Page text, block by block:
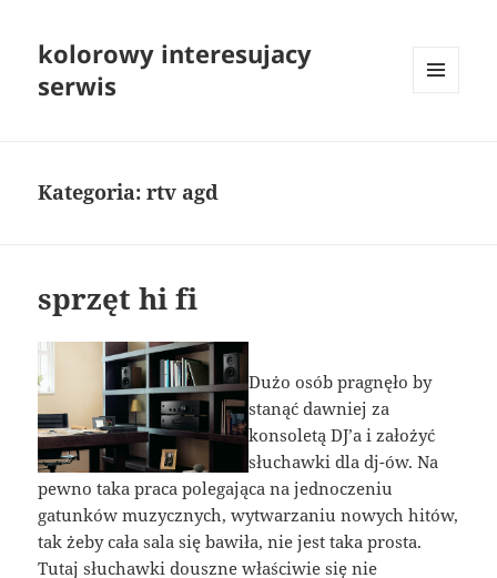
kolorowy interesujacy
serwis
Kategoria:rtv agd
sprzęt hi fi
Dużo osób pragnęło by
stanąć dawniej za
konsoletą DJ’a i założyć
słuchawki dla dj-ów. Na
pewno taka praca polegająca na jednoczeniu
gatunków muzycznych, wytwarzaniu nowych hitów,
tak żeby cała sala się bawiła, nie jest taka prosta.
Tutaj słuchawki douszne właściwie się nie